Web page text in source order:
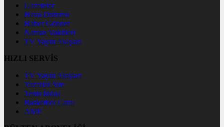
Gazeteler
Hava Durumu
Haber Gönder
Namaz Vakitleri
TV Yayın Akışları
HIZLI SERVİS
TV Yayın Akışları
Yazarlar Site
Tenis İddaa
Basketbol Canlı
AMP